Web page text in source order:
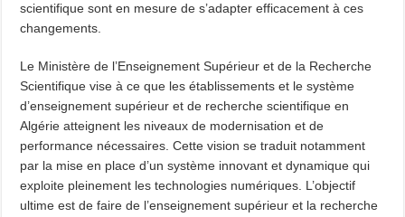
scientifique sont en mesure de s’adapter efficacement à ces
changements.
Le Ministère de l’Enseignement Supérieur et de la Recherche
Scientifique vise à ce que les établissements et le système
d’enseignement supérieur et de recherche scientifique en
Algérie atteignent les niveaux de modernisation et de
performance nécessaires. Cette vision se traduit notamment
par la mise en place d’un système innovant et dynamique qui
exploite pleinement les technologies numériques. L’objectif
ultime est de faire de l’enseignement supérieur et la recherche